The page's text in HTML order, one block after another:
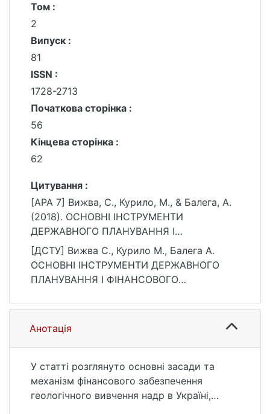
Том :
2
Випуск :
81
ISSN :
1728-2713
Початкова сторінка :
56
Кінцева сторінка :
62
Цитування :
[APA 7] Вижва, С., Курило, М., & Балега, А.
(2018). ОСНОВНІ ІНСТРУМЕНТИ
ДЕРЖАВНОГО ПЛАНУВАННЯ І
ФІНАНСОВОГО ЗАБЕЗПЕЧЕННЯ
ГЕОЛОГІЧНОГО ВИВЧЕННЯ НАДР В
УКРАЇНІ. Вісник Київського національного
Геологія, 2(81), 56–62.
[ДСТУ] Вижва С., Курило М., Балега А.
ОСНОВНІ ІНСТРУМЕНТИ ДЕРЖАВНОГО
ПЛАНУВАННЯ І ФІНАНСОВОГО
ВИВЧЕННЯ НАДР В УКРАЇНІ. Вісник
Київського національного університету
імені Тараса Шевченка. Геологія. 2018. Т. 2,
2713.81.09 (дата звернення: 25.07.2026).
Анотація
У статті розглянуто основні засади та
механізм фінансового забезпечення
геологічного вивчення надр в Україні,